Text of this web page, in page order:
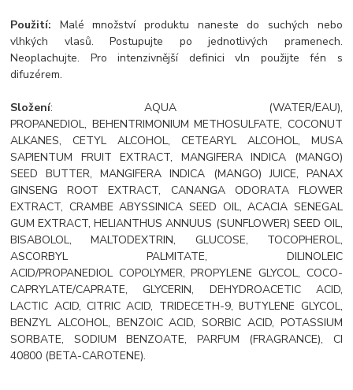
Použití:
Malé množství produktu naneste do suchých nebo
vlhkých vlasů. Postupujte po jednotlivých pramenech.
Neoplachujte. Pro intenzivnější definici vln použijte fén s
difuzérem.
Složení: AQUA (WATER/EAU),
PROPANEDIOL, BEHENTRIMONIUM METHOSULFATE, COCONUT
ALKANES, CETYL ALCOHOL, CETEARYL ALCOHOL, MUSA
SAPIENTUM FRUIT EXTRACT, MANGIFERA INDICA (MANGO)
SEED BUTTER, MANGIFERA INDICA (MANGO) JUICE, PANAX
GINSENG ROOT EXTRACT, CANANGA ODORATA FLOWER
EXTRACT, CRAMBE ABYSSINICA SEED OIL, ACACIA SENEGAL
GUM EXTRACT, HELIANTHUS ANNUUS (SUNFLOWER) SEED OIL,
BISABOLOL, MALTODEXTRIN, GLUCOSE, TOCOPHEROL,
ASCORBYL PALMITATE, DILINOLEIC
ACID/PROPANEDIOL COPOLYMER, PROPYLENE GLYCOL, COCO-
CAPRYLATE/CAPRATE, GLYCERIN, DEHYDROACETIC ACID,
LACTIC ACID, CITRIC ACID, TRIDECETH-9, BUTYLENE GLYCOL,
BENZYL ALCOHOL, BENZOIC ACID, SORBIC ACID, POTASSIUM
SORBATE, SODIUM BENZOATE, PARFUM (FRAGRANCE), CI
40800 (BETA-CAROTENE).